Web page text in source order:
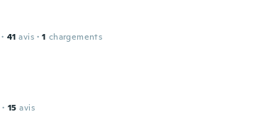
· 41 avis · 1 chargements
· 15 avis